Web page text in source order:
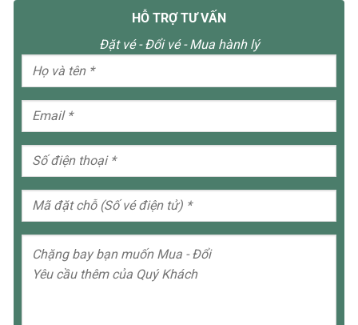
HỖ TRỢ TƯ VẤN
Đặt vé - Đổi vé - Mua hành lý